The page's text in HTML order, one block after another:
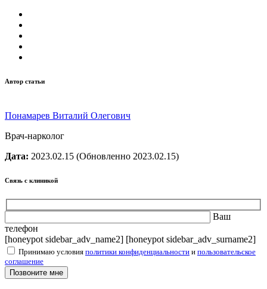
Автор статьи
Понамарев Виталий Олегович
Врач-нарколог
Дата: 2023.02.15 (Обновленно 2023.02.15)
Связь с клиникой
Ваш
телефон
[honeypot sidebar_adv_name2] [honeypot sidebar_adv_surname2]
Принимаю условия политики конфиденциальности и пользовательское
соглашение